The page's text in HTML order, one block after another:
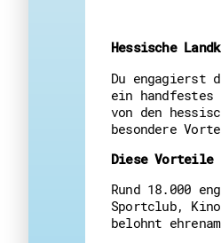
Hessische
Du
ein handfestes
von den
besondere
Diese
Rund 18.000
Sportclub,
belohnt